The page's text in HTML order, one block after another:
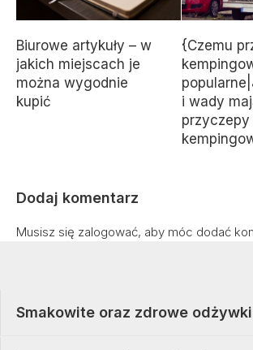
Biurowe artykuły – w
jakich miejscach je
można wygodnie
kupić
{Czemu
i wady
przyczepy
Dodaj komentarz
Musisz się zalogować, aby móc dodać